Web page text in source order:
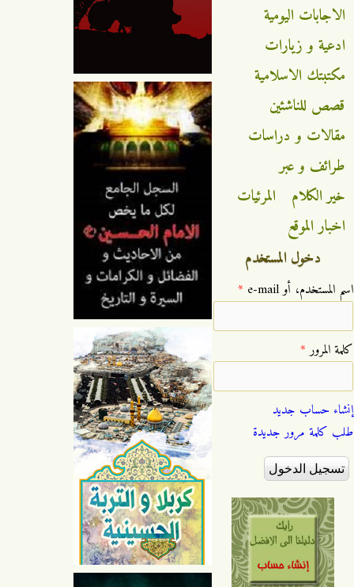
الاجابات اليومية
ادعية و زيارات
مكتبتك الاسلامية
قصص للناشئين
مقالات و دراسات
طرائف و عبر
خير الكلام
المرئيات
اخبار الموقع
دخول المستخدم
‏اسم المستخدم، أو e-mail ‏ *
‏كلمة المرور ‏*
إنشاء حساب جديد
طلب كلمة مرور جديدة